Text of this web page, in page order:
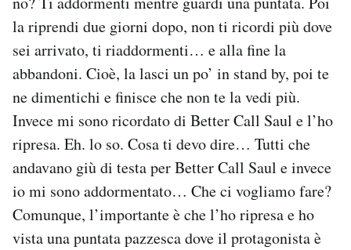
la riprendi due giorni dopo, non ti ricordi più dove
sei arrivato, ti riaddormenti… e alla fine la
abbandoni. Cioè, la lasci un po’ in stand by, poi te
ne dimentichi e finisce che non te la vedi più.
Invece mi sono ricordato di Better Call Saul e l’ho
ripresa. Eh. lo so. Cosa ti devo dire… Tutti che
andavano giù di testa per Better Call Saul e invece
io mi sono addormentato… Che ci vogliamo fare?
Comunque, l’importante è che l’ho ripresa e ho
vista una puntata pazzesca dove il protagonista è